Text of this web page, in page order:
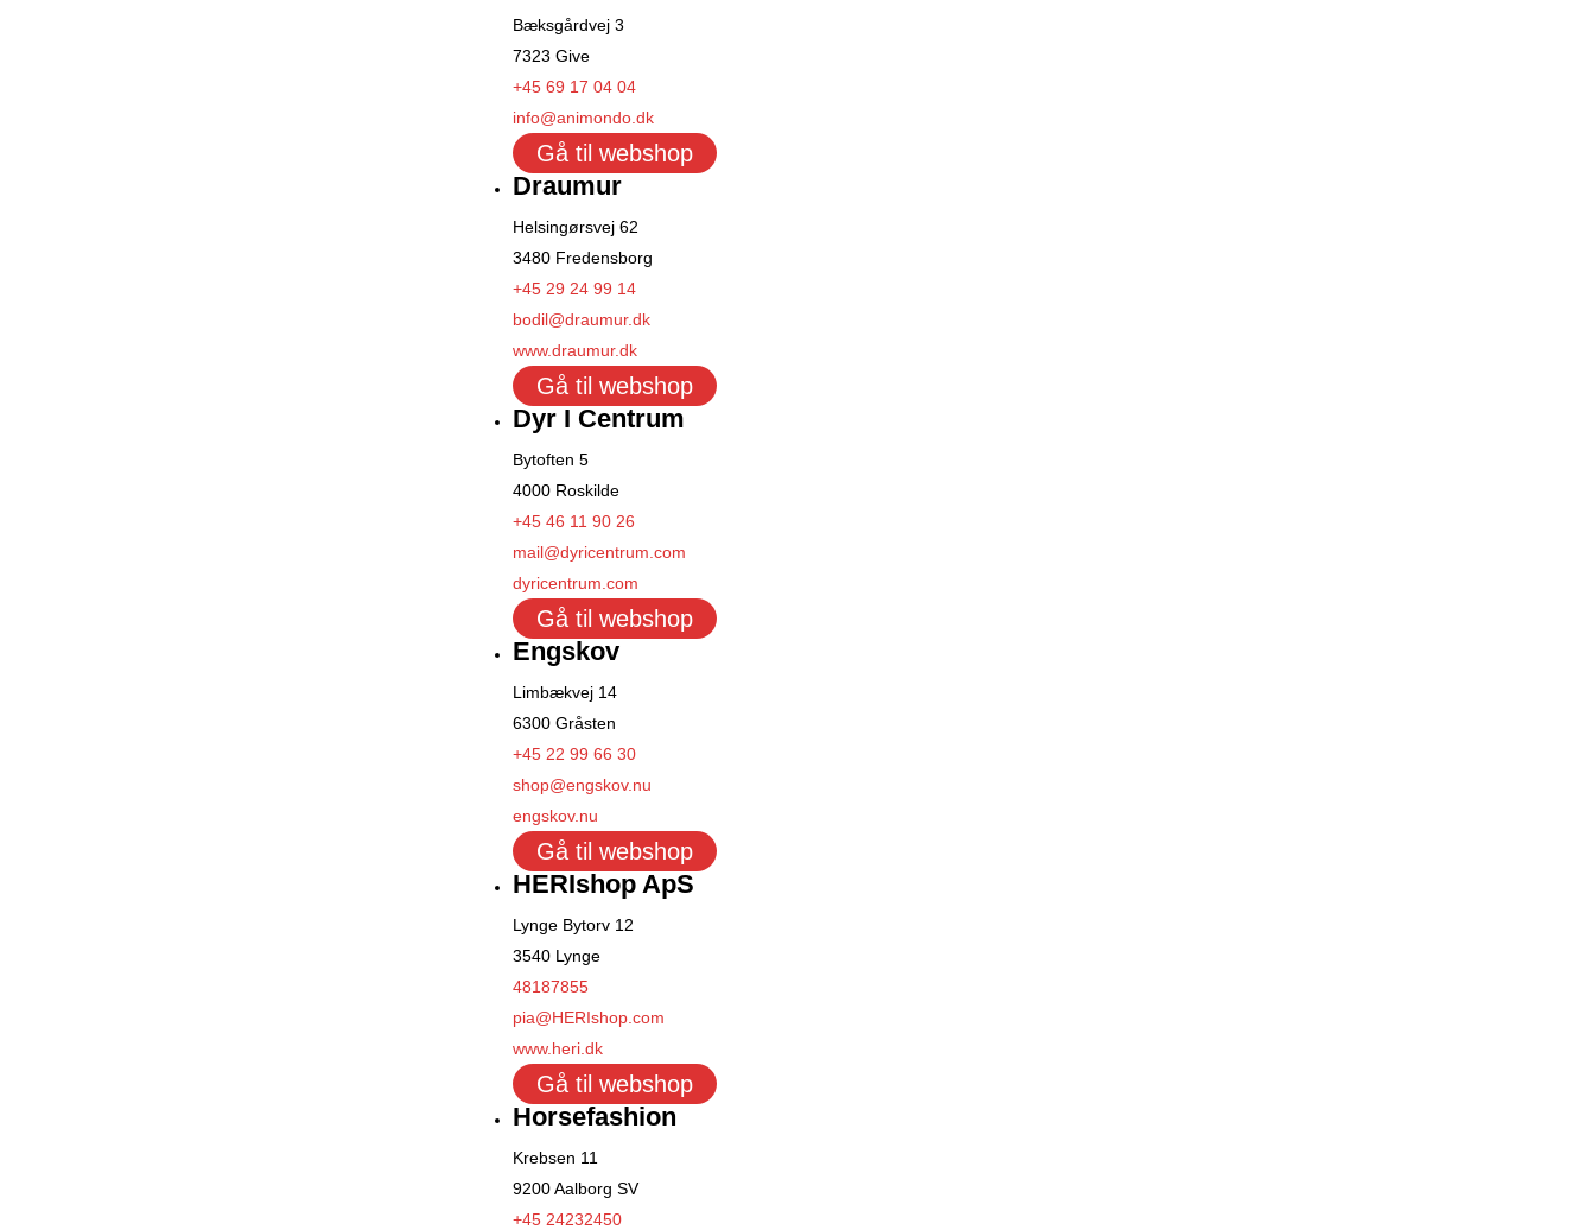
Bæksgårdvej 3
7323 Give
+45 69 17 04 04
info@animondo.dk
Gå til webshop
Draumur
Helsingørsvej 62
3480 Fredensborg
+45 29 24 99 14
bodil@draumur.dk
www.draumur.dk
Gå til webshop
Dyr I Centrum
Bytoften 5
4000 Roskilde
+45 46 11 90 26
mail@dyricentrum.com
dyricentrum.com
Gå til webshop
Engskov
Limbækvej 14
6300 Gråsten
+45 22 99 66 30
shop@engskov.nu
engskov.nu
Gå til webshop
HERIshop ApS
Lynge Bytorv 12
3540 Lynge
48187855
pia@HERIshop.com
www.heri.dk
Gå til webshop
Horsefashion
Krebsen 11
9200 Aalborg SV
+45 24232450